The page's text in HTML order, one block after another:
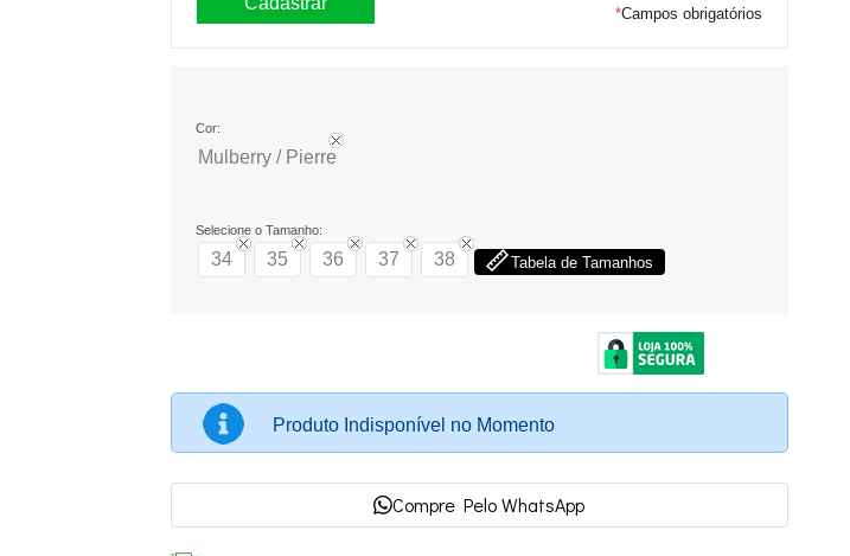
*Campos obrigatórios
Cor:
Mulberry / Pierre
Selecione o Tamanho:
34 35 36 37 38 Tabela de Tamanhos
Produto Indisponível no Momento
Compre Pelo WhatsApp